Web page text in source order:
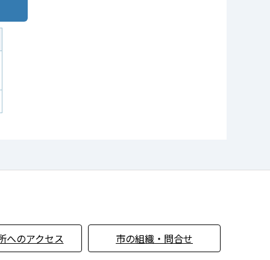
へのアクセス 市の組織・問合せ